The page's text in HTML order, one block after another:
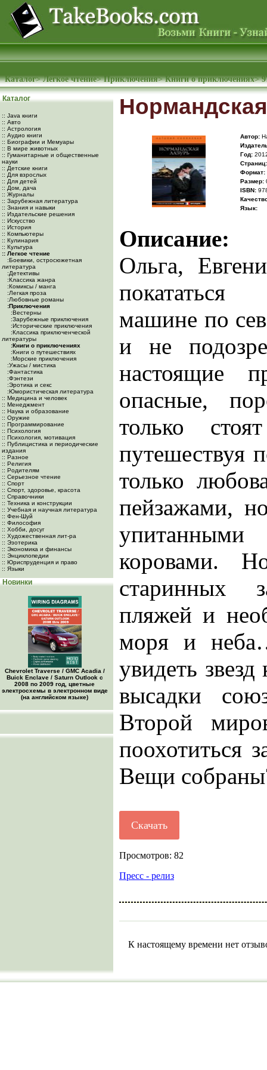
Каталог>Легкое чтение>Приключения>Книги о приключениях>
Каталог
:: Java книги
:: Авто
:: Астрология
:: Аудио книги
:: Биографии и Мемуары
:: В мире животных
:: Гуманитарные и общественные
науки
:: Детские книги
:: Для взрослых
:: Для детей
:: Дом, дача
:: Журналы
:: Зарубежная литература
:: Знания и навыки
:: Издательские решения
:: Искусство
:: История
:: Компьютеры
:: Кулинария
:: Культура
:: Легкое чтение
:Боевики, остросюжетная
литература
:Детективы
:Классика жанра
:Комиксы / манга
:Легкая проза
:Любовные романы
:Приключения
:Вестерны
:Зарубежные приключения
:Исторические приключения
:Классика приключенческой
литературы
:Книги о приключениях
:Книги о путешествиях
:Морские приключения
:Ужасы / мистика
:Фантастика
:Фэнтези
:Эротика и секс
:Юмористическая литература
:: Медицина и человек
:: Менеджмент
:: Наука и образование
:: Оружие
:: Программирование
:: Психология
:: Психология, мотивация
:: Публицистика и периодические
издания
:: Разное
:: Религия
:: Родителям
:: Серьезное чтение
:: Спорт
:: Спорт, здоровье, красота
:: Справочники
:: Техника и конструкции
:: Учебная и научная литература
:: Фен-Шуй
:: Философия
:: Хобби, досуг
:: Художественная лит-ра
:: Эзотерика
:: Экономика и финансы
:: Энциклопедии
:: Юриспруденция и право
:: Языки
Новинки
Chevrolet Traverse / GMC Acadia /
Buick Enclave / Saturn Outlook с
2008 по 2009 год, цветные
электросхемы в электронном виде
(на английском языке)
Автор:
Год:
Cтраниц:
Формат:
Размер:
ISBN:
Язык:
Описание:
Ольга,
машине по
и не
настоящие
опасные,
только
путешествуя
только
пейзажами,
коровами.
старинных
пляжей и
моря и
увидеть
высадки
Второй
поохотиться
Вещи
Скачать
Просмотров: 82
Пресс - релиз
К настоящему времени нет